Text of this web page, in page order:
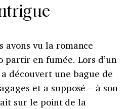
avons vu la romance
partir en fumée. Lors d’un
découvert une bague de
et a supposé – à son
sur le point de la